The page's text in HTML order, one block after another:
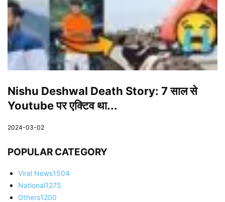
Nishu Deshwal Death Story: 7 साल से
Youtube पर एक्टिव था...
2024-03-02
POPULAR CATEGORY
Viral News1504
National1275
Others1200